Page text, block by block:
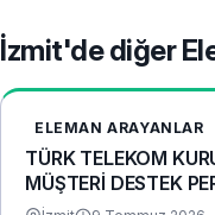
İzmit'de diğer
ELEMAN ARAYANLAR
TÜRK TELEKOM
MÜŞTERİ DESTEK